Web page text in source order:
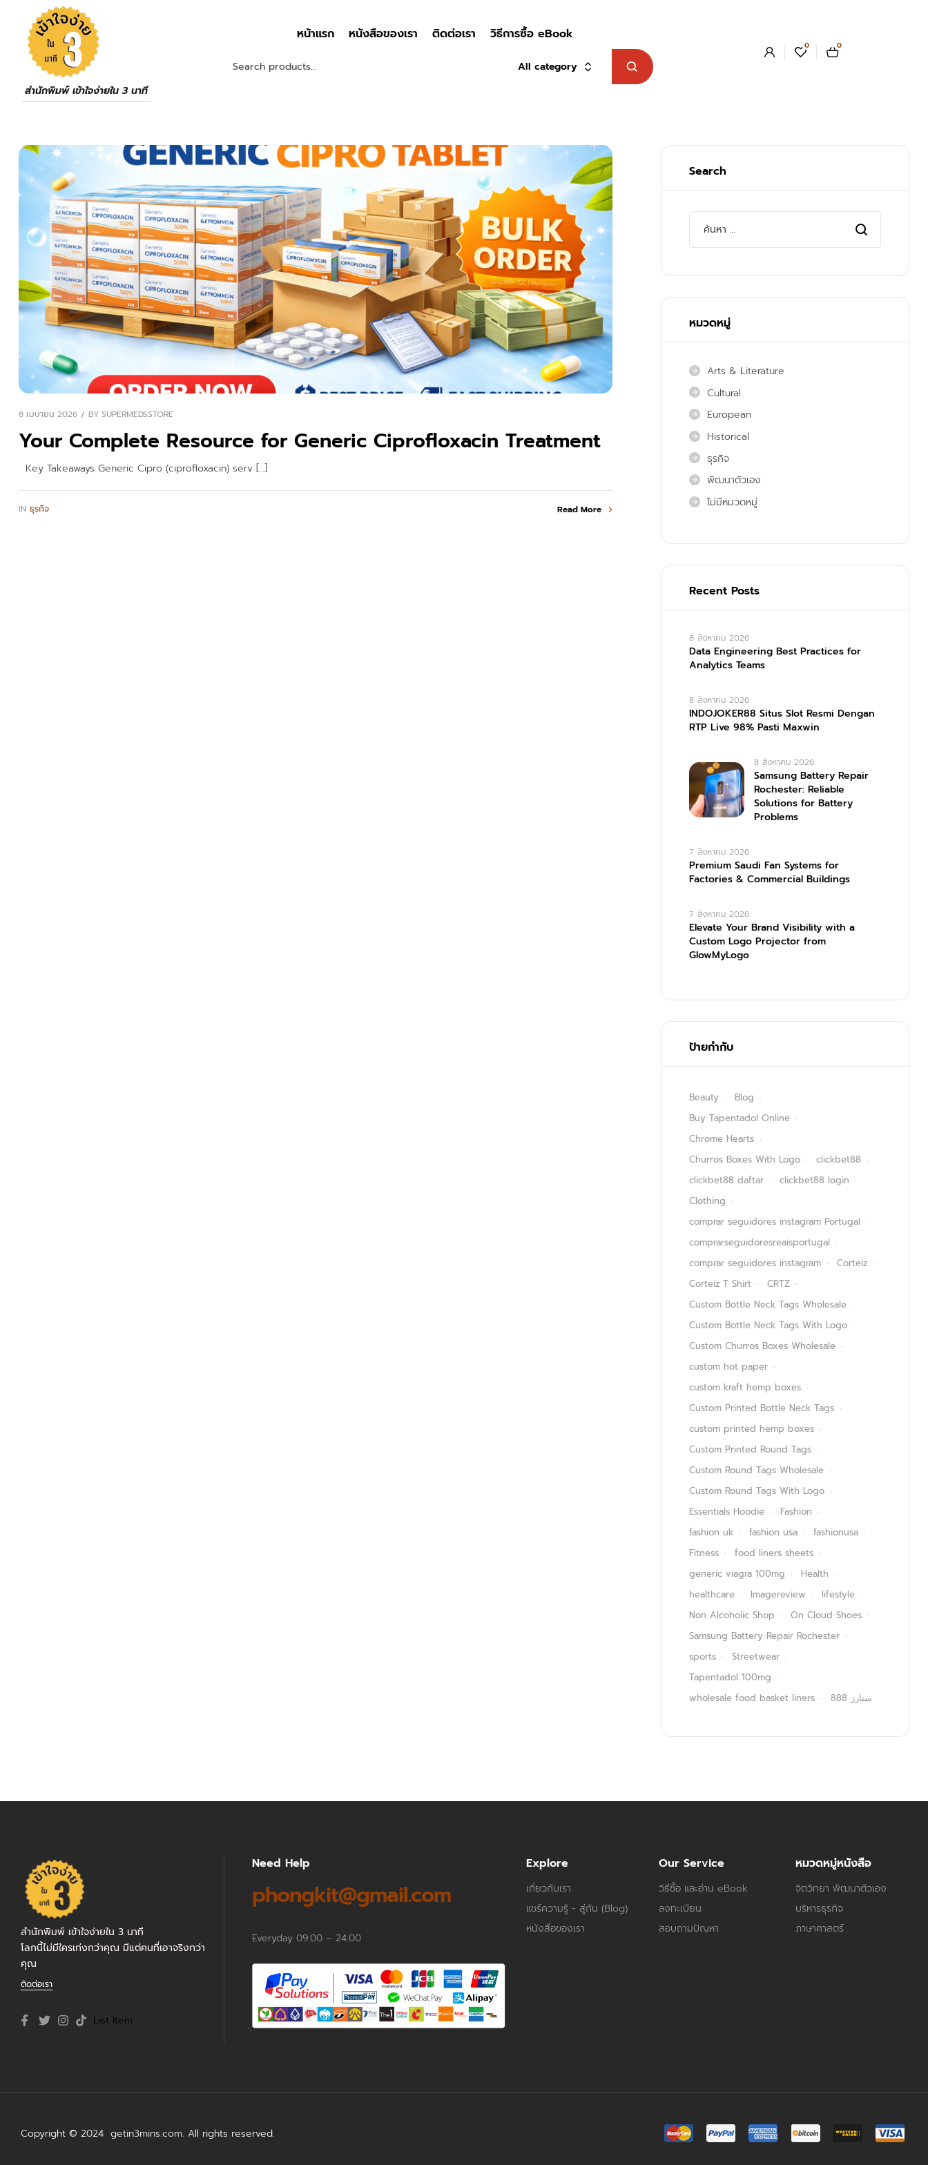
สำนักพิมพ์ เข้าใจง่ายใน 3 นาที
หน้าแรก หนังสือของเรา ติดต่อเรา วิธีการซื้อ eBook
All category
0 0
8 เมษายน 2026 BY SUPERMEDSSTORE
Your Complete Resource for Generic Ciprofloxacin Treatment
Key Takeaways Generic Cipro (ciprofloxacin) serv […]
IN ธุรกิจ Read More
Search
หมวดหมู่
Arts & Literature
Cultural
European
Historical
ธุรกิจ
พัฒนาตัวเอง
ไม่มีหมวดหมู่
Recent Posts
8 สิงหาคม 2026
Data Engineering Best Practices for
Analytics Teams
8 สิงหาคม 2026
INDOJOKER88 Situs Slot Resmi Dengan
RTP Live 98% Pasti Maxwin
8 สิงหาคม 2026
Samsung Battery Repair
Rochester: Reliable
Solutions for Battery
Problems
7 สิงหาคม 2026
Premium Saudi Fan Systems for
Factories & Commercial Buildings
7 สิงหาคม 2026
Elevate Your Brand Visibility with a
Custom Logo Projector from
GlowMyLogo
ป้ายกำกับ
Beauty
Blog
Buy Tapentadol Online
Chrome Hearts
Churros Boxes With Logo
clickbet88
clickbet88 daftar
clickbet88 login
Clothing
comprar seguidores instagram Portugal
comprarseguidoresreaisportugal
comprar seguidores instagram
Corteiz
Corteiz T Shirt
CRTZ
Custom Bottle Neck Tags Wholesale
Custom Bottle Neck Tags With Logo
Custom Churros Boxes Wholesale
custom hot paper
custom kraft hemp boxes
Custom Printed Bottle Neck Tags
custom printed hemp boxes
Custom Printed Round Tags
Custom Round Tags Wholesale
Custom Round Tags With Logo
Essentials Hoodie
Fashion
fashion uk
fashion usa
fashionusa
Fitness
food liners sheets
generic viagra 100mg
Health
healthcare
Imagereview
lifestyle
Non Alcoholic Shop
On Cloud Shoes
Samsung Battery Repair Rochester
sports
Streetwear
Tapentadol 100mg
wholesale food basket liners
ستارز 888
สำนักพิมพ์ เข้าใจง่ายใน 3 นาที
โลกนี้ไม่มีใครเก่งกว่าคุณ มีแต่คนที่เอาจริงกว่า
คุณ
ติดต่อเรา
List Item
Need Help
phongkit@gmail.com
Everyday 09.00 – 24.00
Explore
เกี่ยวกับเรา
แชร์ความรู้ - สู่กัน (Blog)
หนังสือของเรา
Our Service
วิธีซื้อ และอ่าน eBook
ลงทะเบียน
สอบถามปัญหา
หมวดหมู่หนังสือ
จิตวิทยา พัฒนาตัวเอง
บริหารธุรกิจ
ภาษาศาสตร์
Copyright © 2024 getin3mins.com. All rights reserved.